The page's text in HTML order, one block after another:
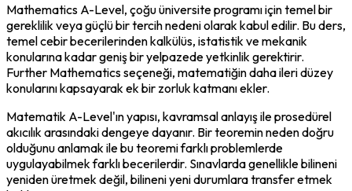
Mathematics A-Level, çoğu üniversite programı için temel bir
gereklilik veya güçlü bir tercih nedeni olarak kabul edilir. Bu ders,
temel cebir becerilerinden kalkülüs, istatistik ve mekanik
konularına kadar geniş bir yelpazede yetkinlik gerektirir.
Further Mathematics seçeneği, matematiğin daha ileri düzey
konularını kapsayarak ek bir zorluk katmanı ekler.
Matematik A-Level'ın yapısı, kavramsal anlayış ile prosedürel
akıcılık arasındaki dengeye dayanır. Bir teoremin neden doğru
olduğunu anlamak ile bu teoremi farklı problemlerde
uygulayabilmek farklı becerilerdir. Sınavlarda genellikle bilineni
yeniden üretmek değil, bilineni yeni durumlara transfer etmek